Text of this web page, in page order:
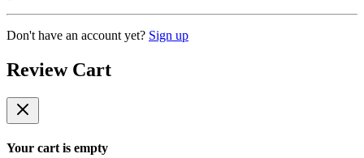
Don't have an account yet? Sign up
Review Cart
Your cart is empty